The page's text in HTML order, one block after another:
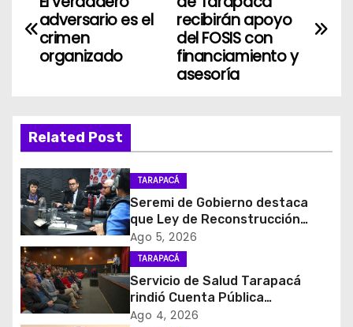
a
g
a
c
i
ó
n
recibirán apoyo
del FOSIS con
financiamiento y
asesoría
adversario es el
crimen
organizado
Related Post
TARAPACÁ
Seremi de Gobierno destaca
que Ley de Reconstrucción
Nacional impulsará la inversión
y el empleo en Tarapacá
Ago 5, 2026
TARAPACÁ
Servicio de Salud Tarapacá
rindió Cuenta Pública
Participativa
Ago 4, 2026